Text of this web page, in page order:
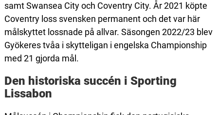
samt Swansea City och Coventry City. År 2021 köpte
Coventry loss svensken permanent och det var här
målskyttet lossnade på allvar. Säsongen 2022/23 blev
Gyökeres tvåa i skytteligan i engelska Championship
med 21 gjorda mål.
Den historiska succén i Sporting
Lissabon